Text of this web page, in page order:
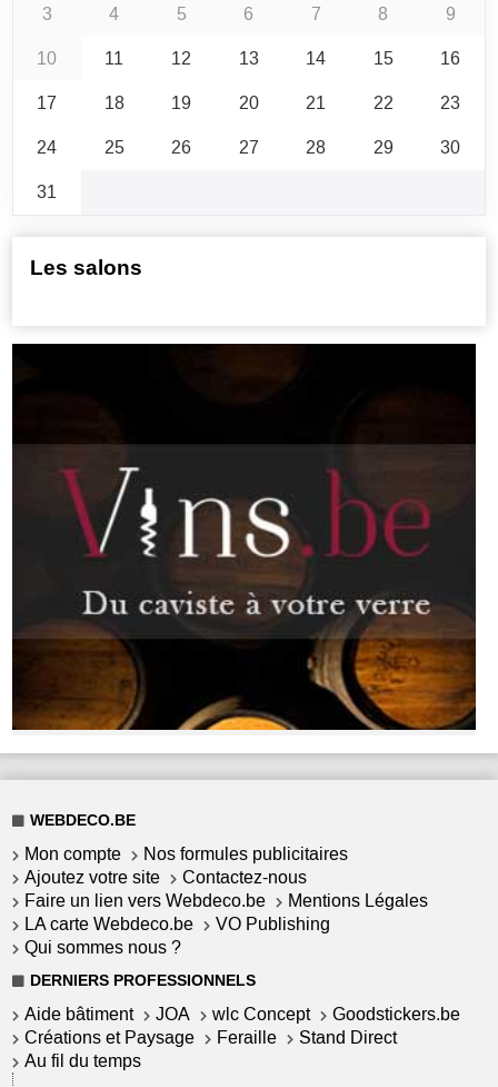
3
4 5 6 7 8
9
10
11 12 13 14 15
16
17
18 19 20 21 22
23
24
25 26 27 28 29
30
31
Les salons
WEBDECO.BE
Mon compte
Nos formules publicitaires
Ajoutez votre site
Contactez-nous
Faire un lien vers Webdeco.be
Mentions Légales
LA carte Webdeco.be
VO Publishing
Qui sommes nous ?
DERNIERS PROFESSIONNELS
Aide bâtiment JOA wlc Concept
Goodstickers.be
Créations et Paysage
Feraille
Stand Direct
Au fil du temps